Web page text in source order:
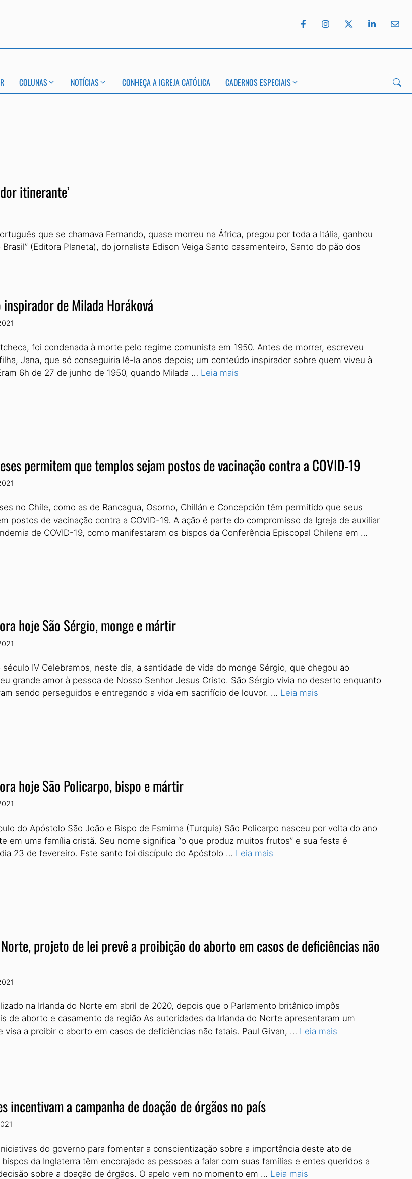
COLUNAS NOTÍCIAS CONHEÇA A IGREJA CATÓLICA CADERNOS ESPECIAIS
itinerante’
que se chamava Fernando, quase morreu na África, pregou por toda a Itália, ganhou
(Editora Planeta), do jornalista Edison Veiga Santo casamenteiro, Santo do pão dos
de Milada Horáková
foi condenada à morte pelo regime comunista em 1950. Antes de morrer, escreveu
Jana, que só conseguiria lê-la anos depois; um conteúdo inspirador sobre quem viveu à
6h de 27 de junho de 1950, quando Milada … Leia mais
permitem que templos sejam postos de vacinação contra a COVID-19
no Chile, como as de Rancagua, Osorno, Chillán e Concepción têm permitido que seus
postos de vacinação contra a COVID-19. A ação é parte do compromisso da Igreja de auxiliar
de COVID-19, como manifestaram os bispos da Conferência Episcopal Chilena em …
hoje São Sérgio, monge e mártir
IV Celebramos, neste dia, a santidade de vida do monge Sérgio, que chegou ao
grande amor à pessoa de Nosso Senhor Jesus Cristo. São Sérgio vivia no deserto enquanto
sendo perseguidos e entregando a vida em sacrifício de louvor. … Leia mais
hoje São Policarpo, bispo e mártir
do Apóstolo São João e Bispo de Esmirna (Turquia) São Policarpo nasceu por volta do ano
em uma família cristã. Seu nome significa “o que produz muitos frutos” e sua festa é
23 de fevereiro. Este santo foi discípulo do Apóstolo … Leia mais
projeto de lei prevê a proibição do aborto em casos de deficiências não
na Irlanda do Norte em abril de 2020, depois que o Parlamento britânico impôs
de aborto e casamento da região As autoridades da Irlanda do Norte apresentaram um
visa a proibir o aborto em casos de deficiências não fatais. Paul Givan, … Leia mais
incentivam a campanha de doação de órgãos no país
do governo para fomentar a conscientização sobre a importância deste ato de
da Inglaterra têm encorajado as pessoas a falar com suas famílias e entes queridos a
sobre a doação de órgãos. O apelo vem no momento em … Leia mais